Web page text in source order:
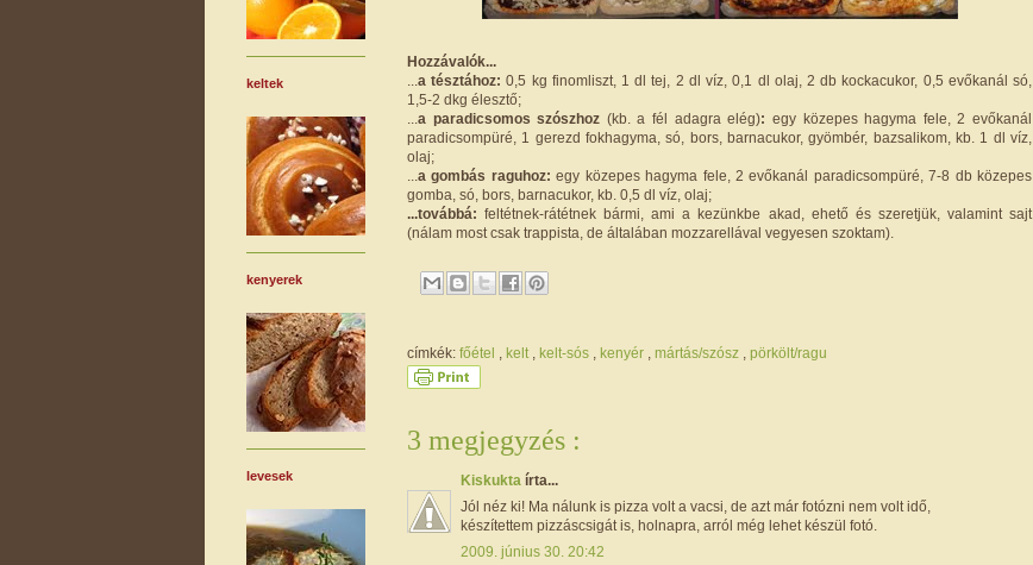
Hozzávalók...
a tésztához:0,5 kg finomliszt, 1 dl tej, 2 dl víz, 0,1 dl olaj, 2 db kockacukor, 0,5 evőkanál só,
1,5-2 dkg élesztő;
a paradicsomos szószhoz (kb. a fél adagra elég): egy közepes hagyma fele, 2 evőkanál
paradicsompüré, 1 gerezd fokhagyma, só, bors, barnacukor, gyömbér, bazsalikom, kb. 1 dl víz,
olaj;
a gombás raguhoz: egy közepes hagyma fele, 2 evőkanál paradicsompüré, 7-8 db közepes
gomba, só, bors, barnacukor, kb. 0,5 dl víz, olaj;
...továbbá: feltétnek-rátétnek bármi, ami a kezünkbe akad, ehető és szeretjük, valamint sajt
(nálam most csak trappista, de általában mozzarellával vegyesen szoktam).
címkék: főétel kelt kelt-sós kenyér mártás/szósz pörkölt/ragu
3 megjegyzés :
Kiskukta írta...
Jól néz ki! Ma nálunk is pizza volt a vacsi, de azt már fotózni nem volt idő,
készítettem pizzáscsigát is, holnapra, arról még lehet készül fotó.
2009. június 30. 20:42
keltek
kenyerek
levesek